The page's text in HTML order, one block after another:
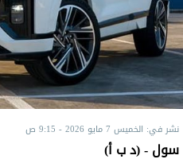
نشر في: الخميس 7 مايو 2026 - 9:15 ص
سول - (د ب أ)